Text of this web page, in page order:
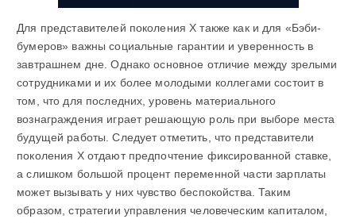
Для представителей поколения Х также как и для «Бэби-
бумеров» важны социальные гарантии и уверенность в
завтрашнем дне. Однако основное отличие между зрелыми
сотрудниками и их более молодыми коллегами состоит в
том, что для последних, уровень материального
вознаграждения играет решающую роль при выборе места
будущей работы. Следует отметить, что представители
поколения Х отдают предпочтение фиксированной ставке,
а слишком большой процент переменной части зарплаты
может вызывать у них чувство беспокойства. Таким
образом, стратегии управления человеческим капиталом,